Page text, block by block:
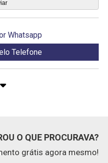
Whatsapp
Telefone
O QUE PROCURAVA?
grátis agora mesmo!